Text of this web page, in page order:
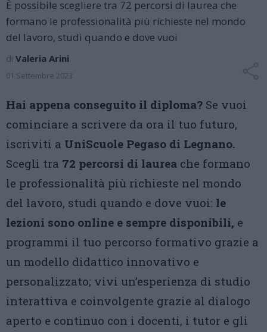
È possibile scegliere tra 72 percorsi di laurea che
formano le professionalità più richieste nel mondo
del lavoro, studi quando e dove vuoi
di Valeria Arini
01 Settembre 2023
Hai appena conseguito il diploma? Se vuoi
cominciare a scrivere da ora il tuo futuro,
iscriviti a UniScuole Pegaso di Legnano.
Scegli tra 72 percorsi di laurea che formano
le professionalità più richieste nel mondo
del lavoro, studi quando e dove vuoi: le
lezioni sono online e sempre disponibili, e
programmi il tuo percorso formativo grazie a
un modello didattico innovativo e
personalizzato; vivi un’esperienza di studio
interattiva e coinvolgente grazie al dialogo
aperto e continuo con i docenti, i tutor e gli